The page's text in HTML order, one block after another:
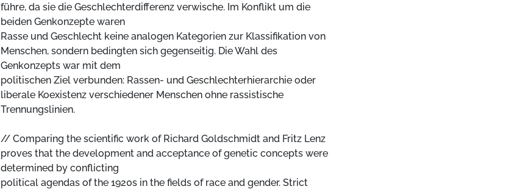
führe, da sie die Geschlechterdifferenz verwische. Im Konflikt um die
beiden Genkonzepte waren
Rasse und Geschlecht keine analogen Kategorien zur Klassifikation von
Menschen, sondern bedingten sich gegenseitig. Die Wahl des
Genkonzepts war mit dem
politischen Ziel verbunden: Rassen- und Geschlechterhierarchie oder
liberale Koexistenz verschiedener Menschen ohne rassistische
Trennungslinien.
// Comparing the scientific work of Richard Goldschmidt and Fritz Lenz
proves that the development and acceptance of genetic concepts were
determined by conflicting
political agendas of the 1920s in the fields of race and gender. Strict